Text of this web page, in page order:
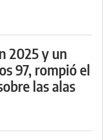
2025 y un
97, rompió el
las alas